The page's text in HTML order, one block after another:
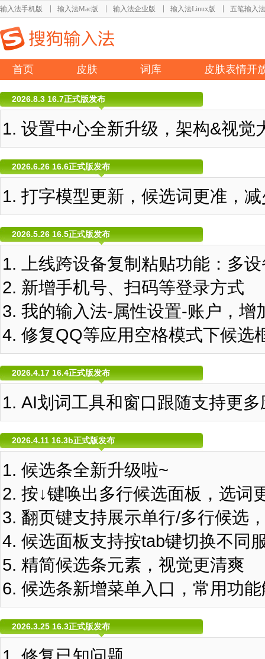
输入法手机版 输入法Mac版 输入法企业版 输入法Linux版 五笔输入法
首页 皮肤 词库 皮肤表情开
2026.8.3 16.7正式版发布
设置中心全新升级，架构&视觉
2026.6.26 16.6正式版发布
打字模型更新，候选词更准，
2026.5.26 16.5正式版发布
上线跨设备复制粘贴功能：多
新增手机号、扫码等登录方式
我的输入法-属性设置-账户，增
修复QQ等应用空格模式下候选
2026.4.17 16.4正式版发布
AI划词工具和窗口跟随支持更
2026.4.11 16.3b正式版发布
候选条全新升级啦~
按↓键唤出多行候选面板，选词
翻页键支持展示单行/多行候选
候选面板支持按tab键切换不同
精简候选条元素，视觉更清爽
候选条新增菜单入口，常用功
2026.3.25 16.3正式版发布